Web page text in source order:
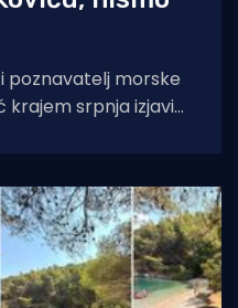
poznavatelj morske
krajem srpnja izjavio